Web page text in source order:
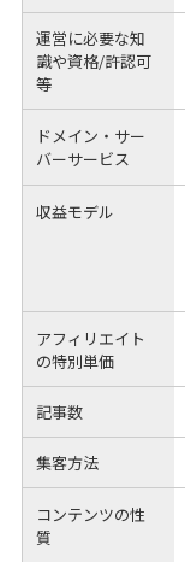
運営に必要な知
識や資格/許認可
等
ドメイン・サー
バーサービス
収益モデル
アフィリエイト
の特別単価
記事数
集客方法
コンテンツの性
質